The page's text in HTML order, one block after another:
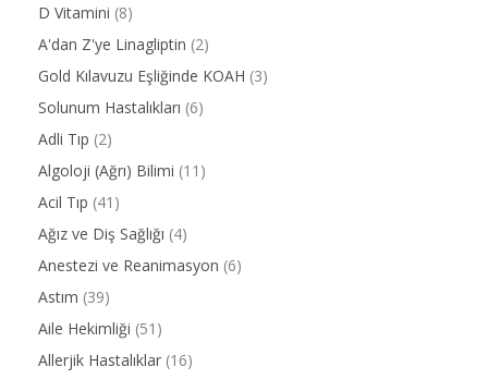
D Vitamini (8)
A'dan Z'ye Linagliptin (2)
Gold Kılavuzu Eşliğinde KOAH (3)
Solunum Hastalıkları (6)
Adli Tıp (2)
Algoloji (Ağrı) Bilimi (11)
Acil Tıp (41)
Ağız ve Diş Sağlığı (4)
Anestezi ve Reanimasyon (6)
Astım (39)
Aile Hekimliği (51)
Allerjik Hastalıklar (16)